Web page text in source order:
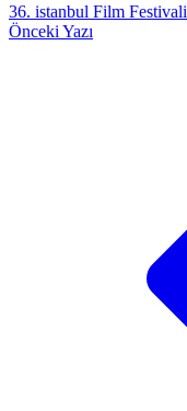
36. istanbul Film Festivali
Önceki Yazı